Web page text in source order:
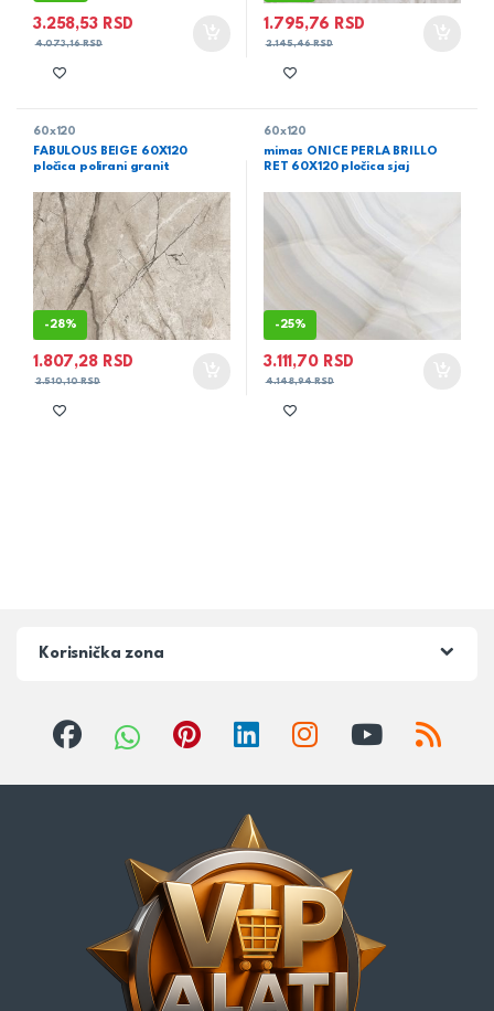
3.258,53 RSD
4.073,16RSD
1.795,76 RSD
2.145,46RSD
60x120
FABULOUS BEIGE 60X120
pločica polirani granit
-28%
1.807,28 RSD
2.510,10RSD
60x120
mimas ONICE PERLA BRILLO
RET 60X120 pločica sjaj
-25%
3.111,70 RSD
4.148,94RSD
Korisnička zona